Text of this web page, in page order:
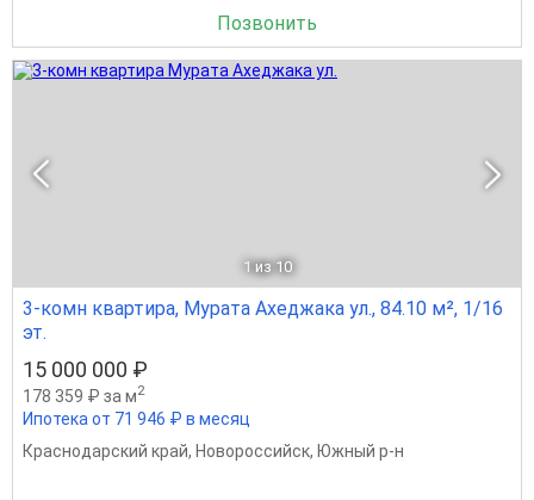
Позвонить
1 из 10
3-комн квартира, Мурата Ахеджака ул., 84.10 м², 1/16
эт.
15 000 000 ₽
178 359 ₽ за м2
Ипотека от 71 946 ₽ в месяц
Краснодарский край, Новороссийск, Южный р-н